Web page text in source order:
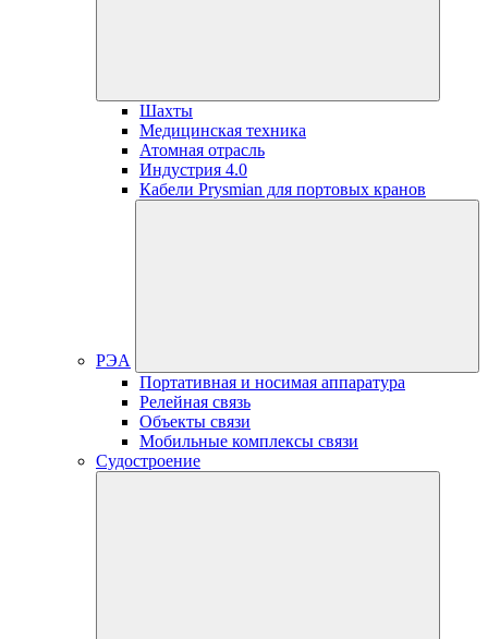
Шахты
Медицинская техника
Атомная отрасль
Индустрия 4.0
Кабели Prysmian для портовых кранов
РЭА
Портативная и носимая аппаратура
Релейная связь
Объекты связи
Мобильные комплексы связи
Судостроение